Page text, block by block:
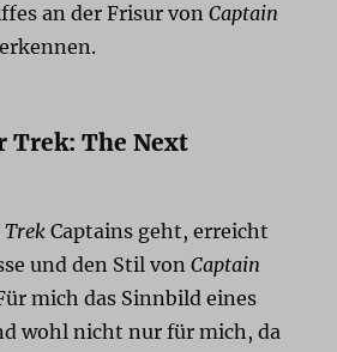
an der Frisur vonCaptain
Trek: The Next
Trek Captains geht, erreicht
und den Stil vonCaptain
mich das Sinnbild eines
wohl nicht nur für mich, da